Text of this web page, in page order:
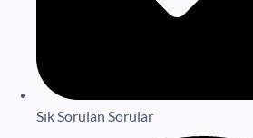
Sık Sorulan Sorular